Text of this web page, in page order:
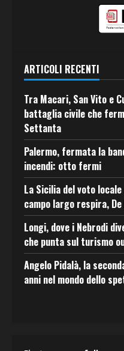
ARTICOLI RECENTI
Tra Macari, San Vito e
battaglia civile che
Settanta
Palermo, fermata la
incendi: otto fermi
La Sicilia del voto
campo largo respira,
Longi, dove i Nebrodi
che punta sul turismo
Angelo Pidalà, la
anni nel mondo dello